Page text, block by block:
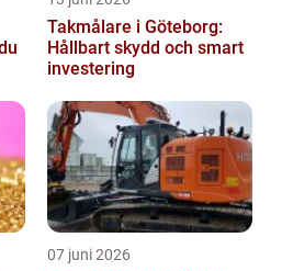
Takmålare i Göteborg:
Hållbart skydd och smart
investering
07 juni 2026